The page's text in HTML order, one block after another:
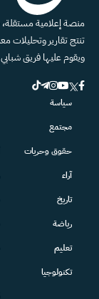
تنتج تقارير وتحليلات
ويقوم عليها فريق
سياسة
مجتمع
حقوق وحريات
آراء
تاريخ
رياضة
تعليم
تكنولوجيا